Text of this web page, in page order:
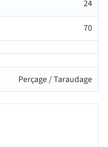
24
70
Perçage / Taraudage